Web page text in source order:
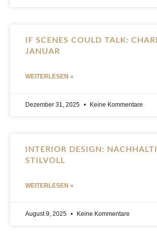
IF SCENES COULD TALK:
JANUAR
WEITERLESEN »
Dezember 31, 2025 Keine Kommentare
INTERIOR DESIGN:
STILVOLL
WEITERLESEN »
August 9, 2025 Keine Kommentare